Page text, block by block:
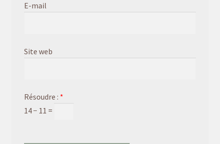
E-mail
Site web
Résoudre : *
14 − 11 =